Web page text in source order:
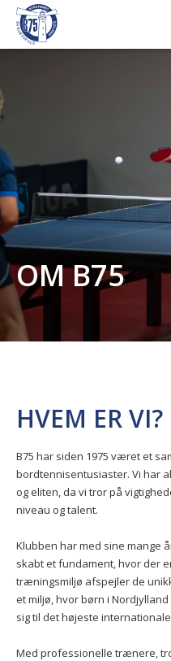
OM B75
HVEM ER VI?
B75 har siden 1975 været et
bordtennisentusiaster. Vi har
og eliten, da vi tror på
niveau og talent.
Klubben har med sine mange
skabt et fundament, hvor der
træningsmiljø afspejler de
et miljø, hvor børn i
sig til det højeste
Med professionelle trænere,